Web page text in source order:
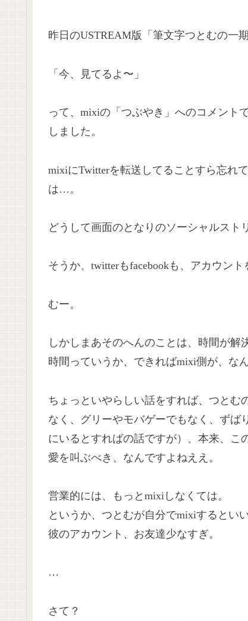
昨日のUSTREAM版「筆文字つとむの一
「今、見てるよ〜」
って、mixiの「つぶやき」へのコメント
しました。
mixiにTwitterを転送してることすら忘れ
は…。
どうして画面のとなりのソーシャルス
そうか、twitterもfacebookも、アカウント
むー。
しかしまあそのへんのことは、時間が解
時間っていうか、できればmixi側が、な
ちょっといやらしい話をすれば、つとむ
なく、グリーやモバゲーでもなく、ずば
にいるとすればの話ですが）、本来、こ
愛を叫ぶべき、なんですよねええ。
営業的には、もっとmixiしなくては。
というか、つとむが自分でmixiするとい
彼のアカウント、お友達少なすぎ。
…
さて？